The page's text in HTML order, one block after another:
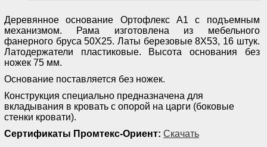
Деревянное основание Ортофлекс А1 с подъемным
механизмом. Рама изготовлена из мебельного
фанерного бруса 50Х25. Латы березовые 8Х53, 16 штук.
Латодержатели пластиковые. Высота основания без
ножек 75 мм.
Основание поставляется без ножек.
Конструкция специально предназначена для
вкладывания в кровать с опорой на царги (боковые
стенки кровати).
Сертификаты Промтекс-Ориент: Скачать